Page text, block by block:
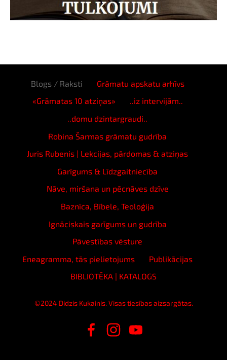
Blogs / Raksti
Grāmatu apskatu arhīvs
«Grāmatas 10 atziņas»
..iz intervijām..
..domu dzintargraudi..
Robina Šarmas grāmatu gudrība
Juris Rubenis | Lekcijas, pārdomas & atziņas
Garīgums & Līdzgaitniecība
Nāve, miršana un pēcnāves dzīve
Baznīca, Bībele, Teoloģija
Ignāciskais garīgums un gudrība
Pāvestības vēsture
Eneagramma, tās pielietojums
Publikācijas
BIBLIOTĒKA | KATALOGS
©2024 Didzis Kukainis. Visas tiesības aizsargātas.